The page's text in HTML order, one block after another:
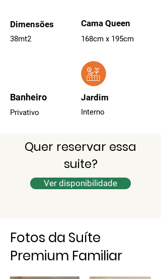
Dimensões
38mt2
Banheiro
Privativo
Cama Queen
168cm x 195cm
Jardim
Interno
Quer reservar essa
suite?
Ver disponibilidade
Fotos da Suíte
Premium Familiar